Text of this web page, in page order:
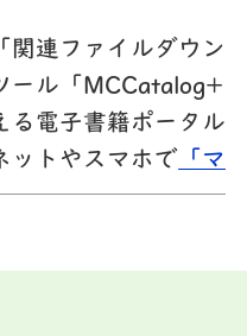
関連ファイルダウ
ール「MCCatalog+
電子書籍ポータル
トやスマホで
「マ